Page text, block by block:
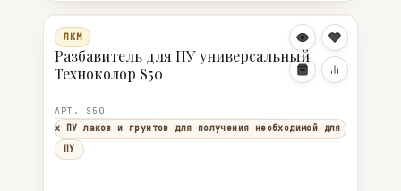
ЛКМ
Разбавитель для ПУ универсальный
Техноколор S50
АРТ. S50
матовых ПУ лаков и грунтов для получения необходимой для
ПУ